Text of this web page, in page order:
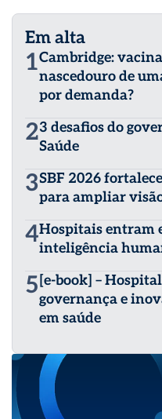
School e em Health Care
Medicine at Mount Sinai.
Em alta
1Cambridge:
nascedouro de
por demanda?
23 desafios do
Saúde
3SBF 2026
para ampliar
4Hospitais entram
inteligência
5 [e-book] –
governança e
em saúde